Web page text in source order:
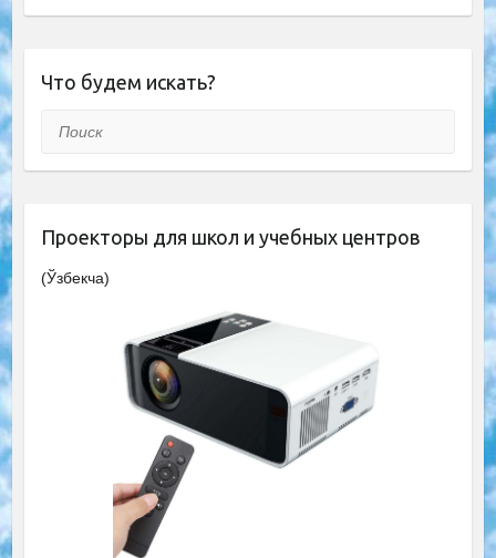
Что будем искать?
Поиск
Проекторы для школ и учебных центров
(Ўзбекча)